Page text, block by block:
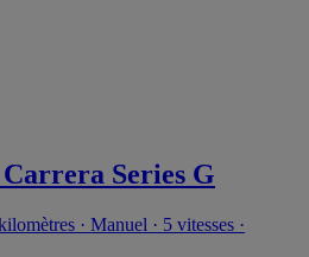
Carrera Series G
· Manuel · 5 vitesses ·